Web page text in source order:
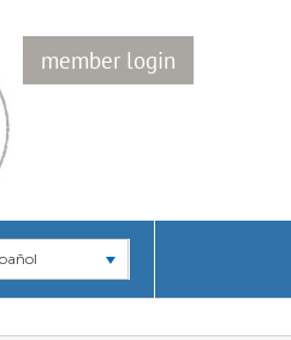
member login